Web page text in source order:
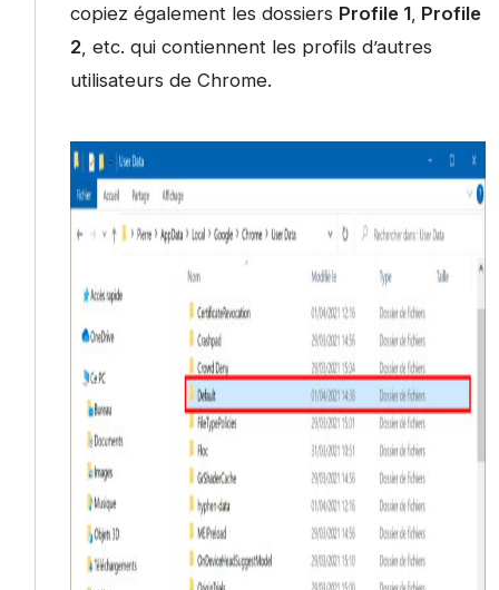
copiez également les dossiers Profile 1, Profile
2, etc. qui contiennent les profils d’autres
utilisateurs de Chrome.